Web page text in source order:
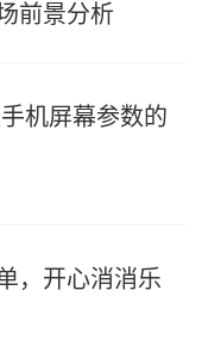
前景分析
机屏幕参数的
，开心消消乐